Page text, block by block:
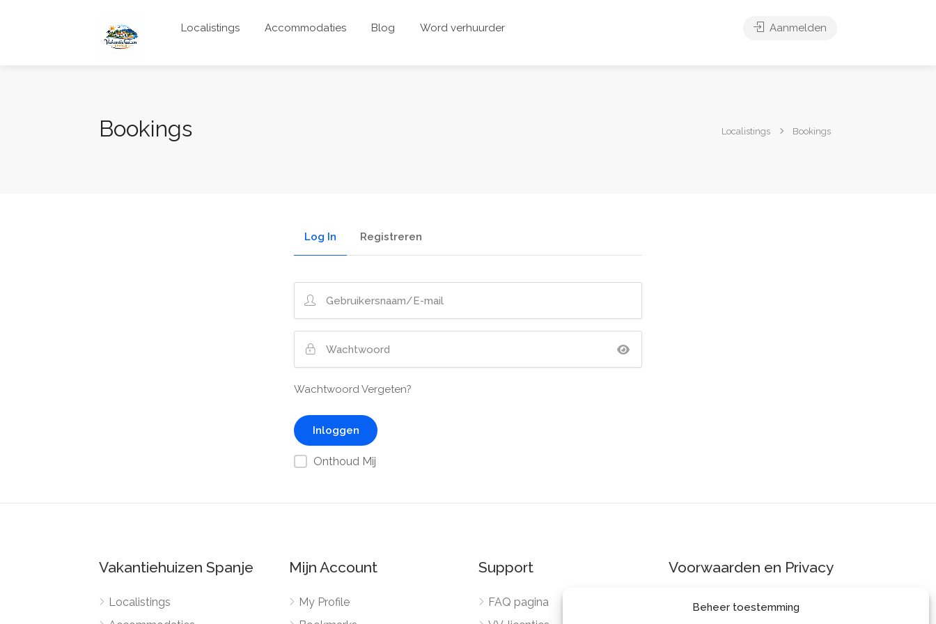
Beheer toestemming
Localistings Accommodaties Blog Word verhuurder Aanmelden
Bookings Localistings Bookings
Log In Registreren
Wachtwoord Vergeten?
Onthoud Mij
Vakantiehuizen Spanje
Localistings
Mijn Account
My Profile
Support
FAQ pagina
Voorwaarden en Privacy
Algemene
Voorwaarden